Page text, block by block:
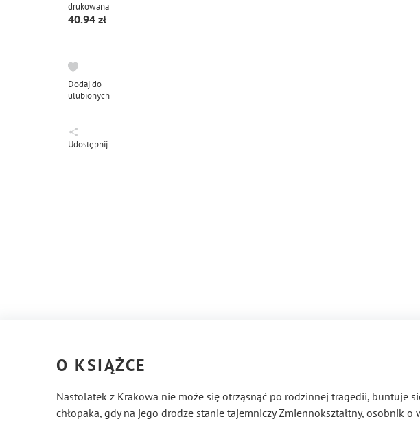
drukowana
40.94
Dodaj do
ulubionych
Udostępnij
O KSIĄŻCE
Nastolatek z Krakowa nie może się otrząsnąć po rodzinnej tragedii, buntuje
chłopaka, gdy na jego drodze stanie tajemniczy Zmiennokształtny, osobnik o